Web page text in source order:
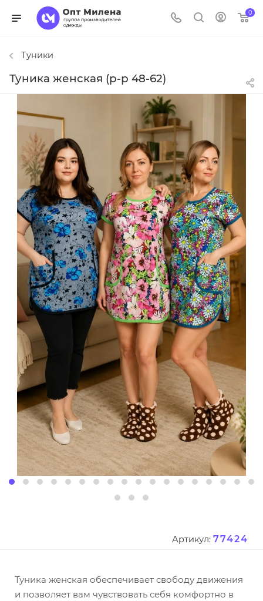
0
Туники
Туника женская (р-р 48-62)
Артикул: 77424
Туника женская обеспечивает свободу движения
и позволяет вам чувствовать себя комфортно в